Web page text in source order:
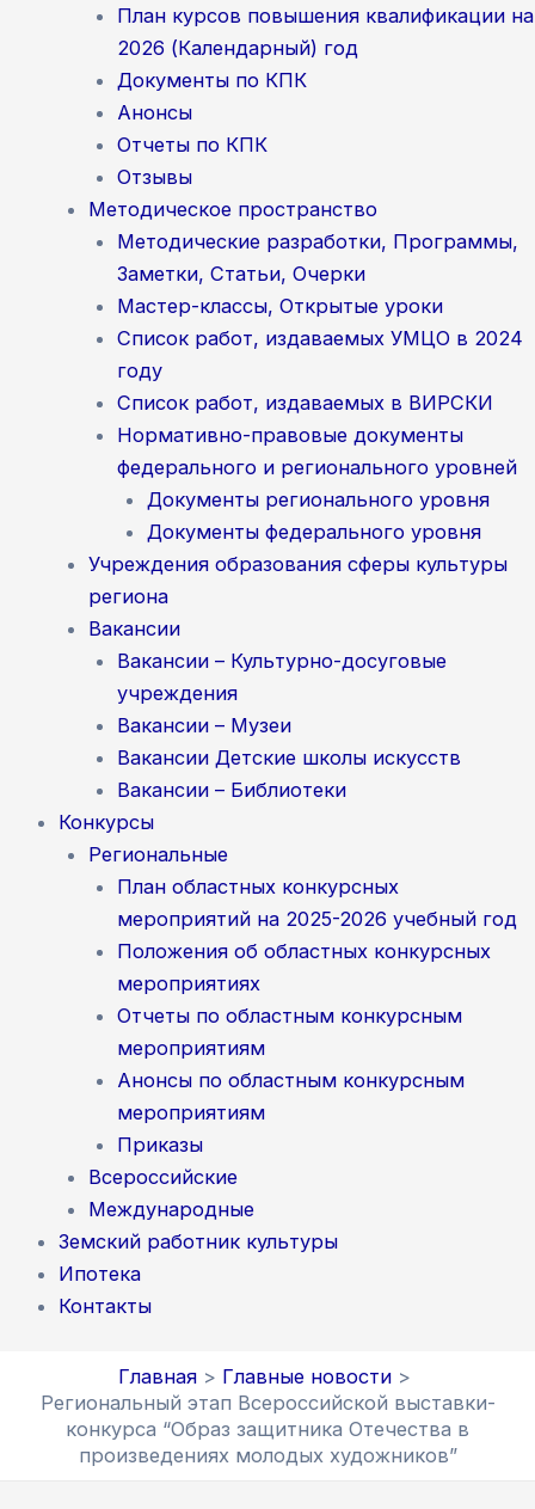
План курсов повышения квалификации на
2026 (Календарный) год
Документы по КПК
Анонсы
Отчеты по КПК
Отзывы
Методическое пространство
Методические разработки, Программы,
Заметки, Статьи, Очерки
Мастер-классы, Открытые уроки
Список работ, издаваемых УМЦО в 2024
году
Список работ, издаваемых в ВИРСКИ
Нормативно-правовые документы
федерального и регионального уровней
Документы регионального уровня
Документы федерального уровня
Учреждения образования сферы культуры
региона
Вакансии
Вакансии – Культурно-досуговые
учреждения
Вакансии – Музеи
Вакансии Детские школы искусств
Вакансии – Библиотеки
Конкурсы
Региональные
План областных конкурсных
мероприятий на 2025-2026 учебный год
Положения об областных конкурсных
мероприятиях
Отчеты по областным конкурсным
мероприятиям
Анонсы по областным конкурсным
мероприятиям
Приказы
Всероссийские
Международные
Земский работник культуры
Ипотека
Контакты
Главная
Главные новости
Региональный этап Всероссийской выставки-
конкурса “Образ защитника Отечества в
произведениях молодых художников”